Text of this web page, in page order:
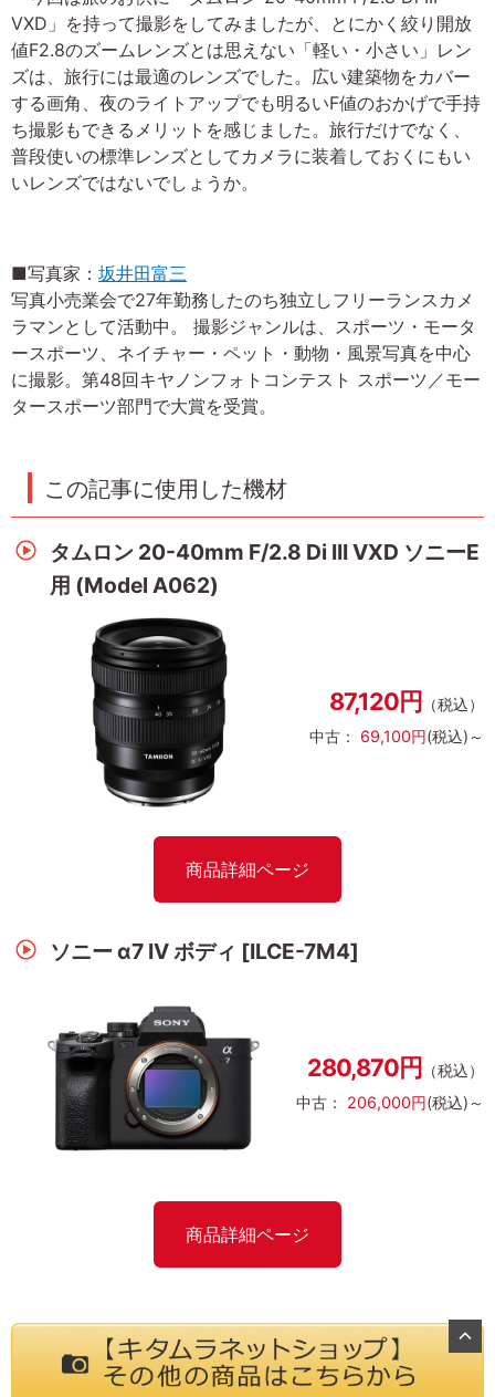
VXD」を持って撮影をしてみましたが、とにかく絞り開放
値F2.8のズームレンズとは思えない「軽い・小さい」レン
ズは、旅行には最適のレンズでした。広い建築物をカバー
する画角、夜のライトアップでも明るいF値のおかげで手持
ち撮影もできるメリットを感じました。旅行だけでなく、
普段使いの標準レンズとしてカメラに装着しておくにもい
いレンズではないでしょうか。
■写真家： 坂井田富三
写真小売業会で27年勤務したのち独立しフリーランスカメ
ラマンとして活動中。 撮影ジャンルは、スポーツ・モータ
ースポーツ、ネイチャー・ペット・動物・風景写真を中心
に撮影。第48回キヤノンフォトコンテスト スポーツ／モー
タースポーツ部門で大賞を受賞。
この記事に使用した機材
タムロン 20-40mm F/2.8 Di III VXD ソニーE
用 (Model A062)
87,120円
（税込）
中古： 69,100円(税込)～
商品詳細ページ
ソニー α7 IV ボディ [ILCE-7M4]
280,870円 （税込）
中古： 206,000円(税込)～
商品詳細ページ